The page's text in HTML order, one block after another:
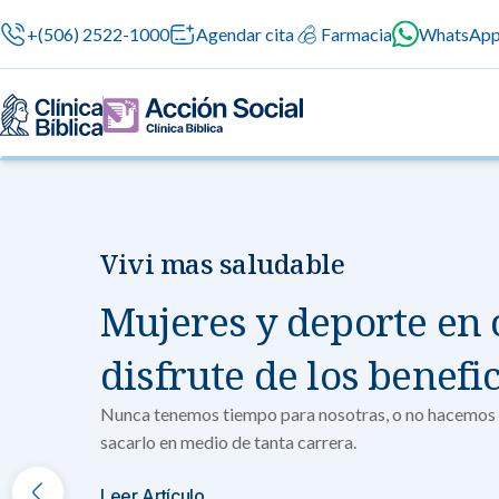
+(506) 2522-1000 Agendar cita Farmacia
Nuestras especialidades
Centros de Excelencia
Contamos
en cada etapa
Servicios Generales
Servicios 24/7
Servicios Especializados
Servicios
Cirugía
Cirugías
Información para el Paciente
Sobre nosotros
Investigación, Innovación y Docencia
Vivi mas saludable
Mujeres y deporte en
disfrute de los
Nunca tenemos tiempo para nosotras, o no
sacarlo en medio de tanta carrera.